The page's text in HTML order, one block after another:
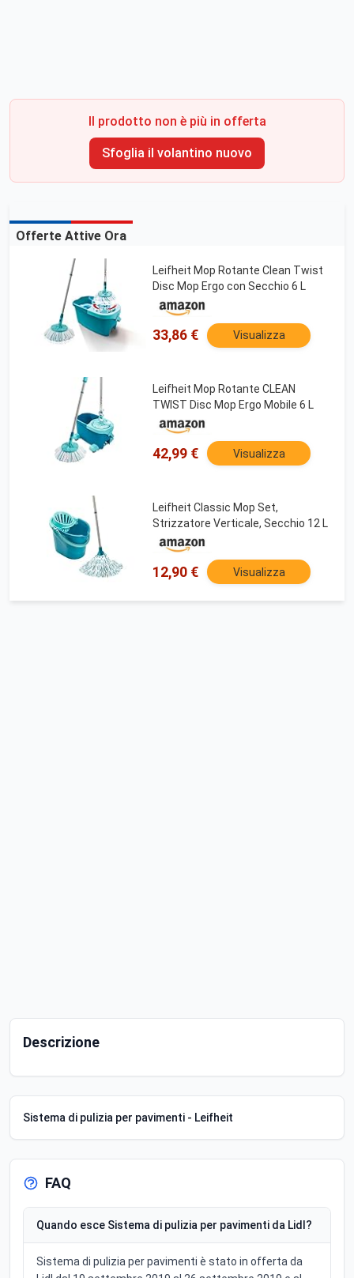
Il prodotto non è più in offerta
Sfoglia il volantino nuovo
Offerte Attive Ora
Leifheit Mop Rotante Clean Twist
Disc Mop Ergo con Secchio 6 L
33,86 € Visualizza
Leifheit Mop Rotante CLEAN
TWIST Disc Mop Ergo Mobile 6 L
42,99 € Visualizza
Leifheit Classic Mop Set,
Strizzatore Verticale, Secchio 12 L
12,90 € Visualizza
Descrizione
Sistema di pulizia per pavimenti - Leifheit
FAQ
Quando esce Sistema di pulizia per pavimenti da Lidl?
Sistema di pulizia per pavimenti è stato in offerta da